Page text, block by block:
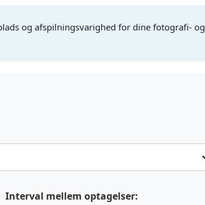
og afspilningsvarighed for dine fotografi- og
Interval mellem optagelser: